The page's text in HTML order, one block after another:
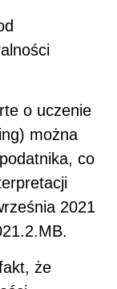
o uczenie
można
co
2021
że